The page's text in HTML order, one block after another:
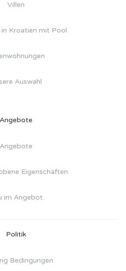
Villen
in Kroatien mit Pool
Auswahl
Angebote
Angebote
Eigenschaften
im Angebot
Politik
Bedingungen